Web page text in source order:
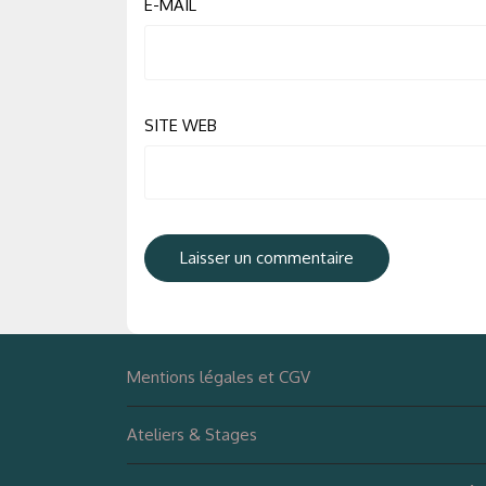
E-MAIL
SITE WEB
Mentions légales et CGV
Ateliers & Stages